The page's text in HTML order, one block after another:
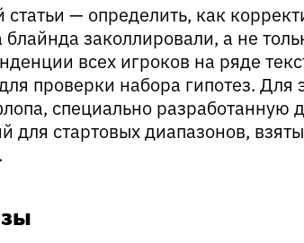
статьи — определить, как
блайнда заколлировали, а не
всех игроков на ряде
проверки набора гипотез.
специально
для стартовых диапазонов,